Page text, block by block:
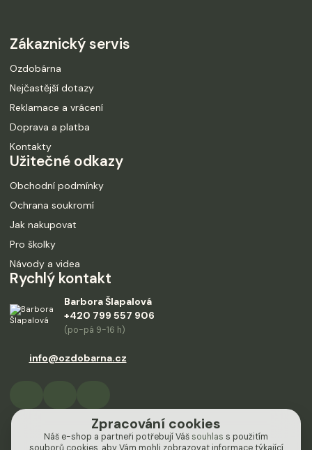
Zákaznický servis
Ozdobárna
Nejčastější dotazy
Reklamace a vrácení
Doprava a platba
Kontakty
Užitečné odkazy
Obchodní podmínky
Ochrana soukromí
Jak nakupovat
Pro školky
Návody a videa
Rychlý kontakt
Barbora Šlapalová
+420 799 557 906
(po-pá 9-16 h)
info@ozdobarna.cz
Zpracování cookies
Náš e-shop a partneři potřebují Váš souhlas s použitím
souborů cookies, aby Vám mohli zobrazovat informace týkající